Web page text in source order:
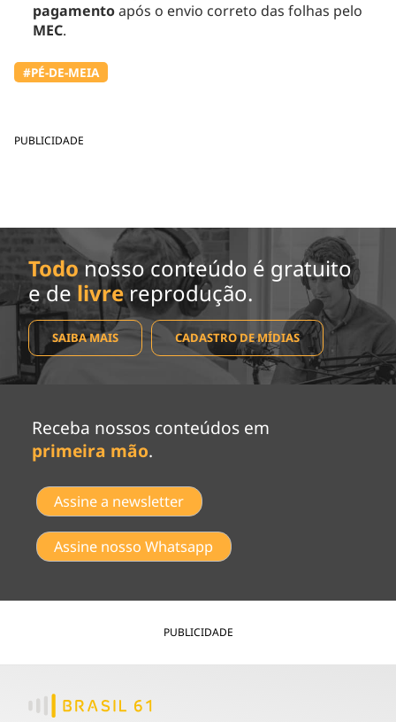
PUBLICIDADE
pagamentoapós o envio correto das folhas pelo
MEC.
#PÉ-DE-MEIA
Todo nosso conteúdo é gratuito
e de livrereprodução.
SAIBA MAIS CADASTRO DE MÍDIAS
Receba nossos conteúdos em
primeira mão.
Assine a newsletter
Assine nosso Whatsapp
PUBLICIDADE